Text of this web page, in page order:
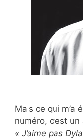
Mais ce qui m’a
numéro, c’est
« J’aime pas